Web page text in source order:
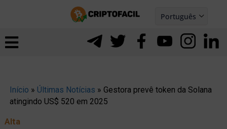
Português
Español
Início » Últimas Notícias » Gestora prevê token da Solana
atingindo US$ 520 em 2025
Alta